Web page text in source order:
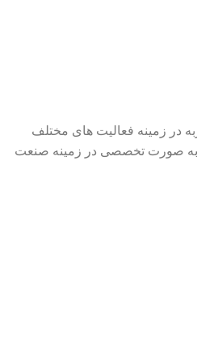
در زمینه فعالیت های مختلف
به صورت تخصصی در زمینه صنعت